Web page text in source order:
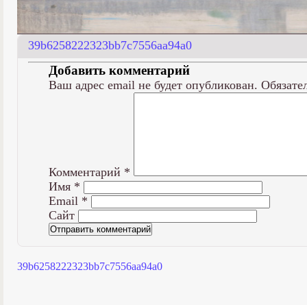
39b6258222323bb7c7556aa94a0
Добавить комментарий
Ваш адрес email не будет опубликован.
Комментарий *
Имя *
Email *
Сайт
39b6258222323bb7c7556aa94a0